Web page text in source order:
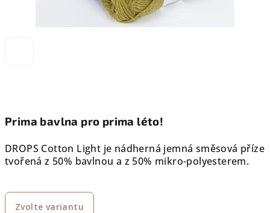
Prima bavlna pro prima léto!
DROPS Cotton Light je nádherná jemná směsová příze
tvořená z 50% bavlnou a z 50% mikro-polyesterem.
Zvolte variantu